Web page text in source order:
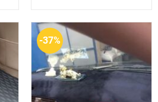
-37%